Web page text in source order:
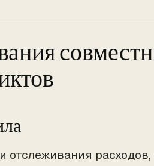
отслеживания расходов,